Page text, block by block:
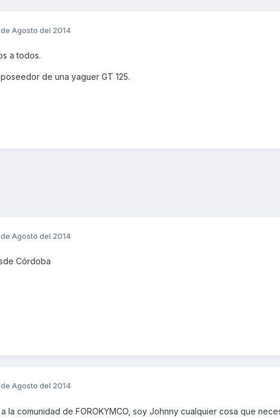
de Agosto del 2014
a todos.
de una yaguer GT 125.
de Agosto del 2014
Córdoba
de Agosto del 2014
la comunidad de FOROKYMCO, soy Johnny cualquier cosa que